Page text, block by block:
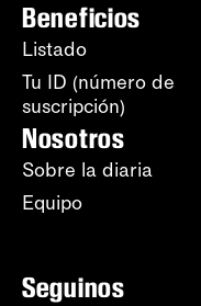
Beneficios
Listado
Tu ID (número de
suscripción)
Nosotros
Sobre la diaria
Equipo
Seguinos